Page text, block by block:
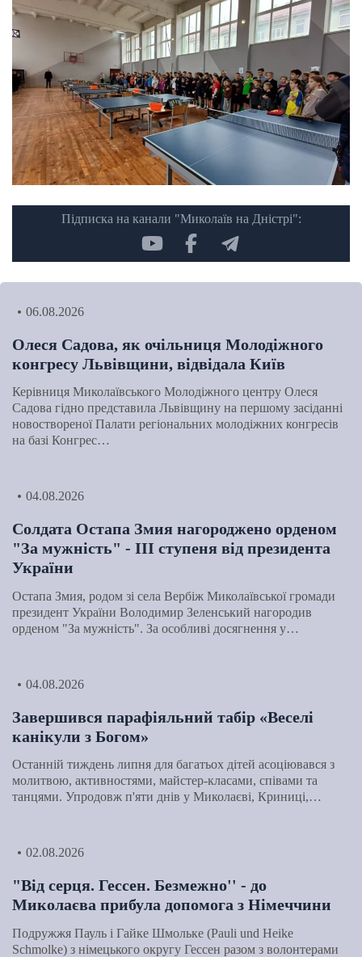
Підписка на канали "Миколаїв на Дністрі":
06.08.2026
Олеся Садова, як очільниця Молодіжного
конгресу Львівщини, відвідала Київ
Керівниця Миколаївського Молодіжного центру Олеся
Садова гідно представила Львівщину на першому засіданні
новоствореної Палати регіональних молодіжних конгресів
на базі Конгрес…
04.08.2026
Солдата Остапа Змия нагороджено орденом
"За мужність" - ІІІ ступеня від президента
України
Остапа Змия, родом зі села Вербіж Миколаївської громади
президент України Володимир Зеленський нагородив
орденом "За мужність". За особливі досягнення у…
04.08.2026
Завершився парафіяльний табір «Веселі
канікули з Богом»
Останній тиждень липня для багатьох дітей асоціювався з
молитвою, активностями, майстер-класами, співами та
танцями. Упродовж п'яти днів у Миколаєві, Криниці,…
02.08.2026
"Від серця. Гессен. Безмежно'' - до
Миколаєва прибула допомога з Німеччини
Подружжя Пауль і Гайке Шмольке (Pauli und Heike
Schmolke) з німецького округу Гессен разом з волонтерами